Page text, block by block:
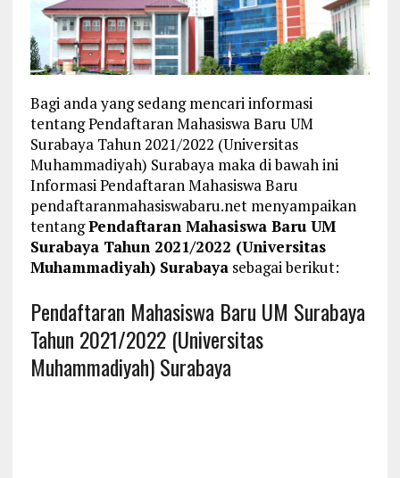
Bagi anda yang sedang mencari informasi
tentang Pendaftaran Mahasiswa Baru UM
Surabaya Tahun 2021/2022 (Universitas
Muhammadiyah) Surabaya maka di bawah ini
Informasi Pendaftaran Mahasiswa Baru
pendaftaranmahasiswabaru.net menyampaikan
tentangPendaftaran Mahasiswa Baru UM
Surabaya Tahun 2021/2022 (Universitas
Muhammadiyah) Surabayasebagai berikut:
Pendaftaran Mahasiswa Baru UM Surabaya
Tahun 2021/2022 (Universitas
Muhammadiyah) Surabaya